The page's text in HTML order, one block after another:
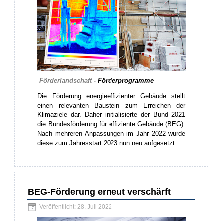
Förderlandschaft - Förderprogramme
Die Förderung energieeffizienter Gebäude stellt
einen relevanten Baustein zum Erreichen der
Klimaziele dar. Daher initialisierte der Bund 2021
die Bundesförderung für effiziente Gebäude (BEG).
Nach mehreren Anpassungen im Jahr 2022 wurde
diese zum Jahresstart 2023 nun neu aufgesetzt.
BEG-Förderung erneut verschärft
Veröffentlicht: 28. Juli 2022